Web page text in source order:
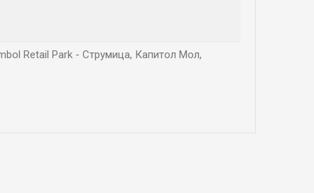
Retail Park - Струмица, Капитол Мол,